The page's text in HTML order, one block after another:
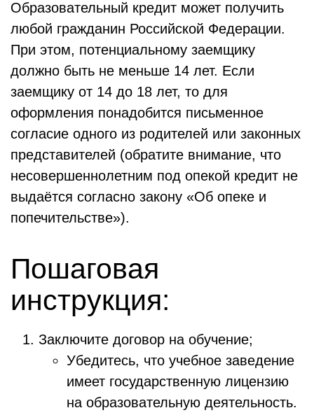
Образовательный кредит может получить
любой гражданин Российской Федерации.
При этом, потенциальному заемщику
должно быть не меньше 14 лет. Если
заемщику от 14 до 18 лет, то для
оформления понадобится письменное
согласие одного из родителей или законных
представителей (обратите внимание, что
несовершеннолетним под опекой кредит не
выдаётся согласно закону «Об опеке и
попечительстве»).
Пошаговая
инструкция:
Заключите договор на обучение;
Убедитесь, что учебное заведение
имеет государственную лицензию
на образовательную деятельность.